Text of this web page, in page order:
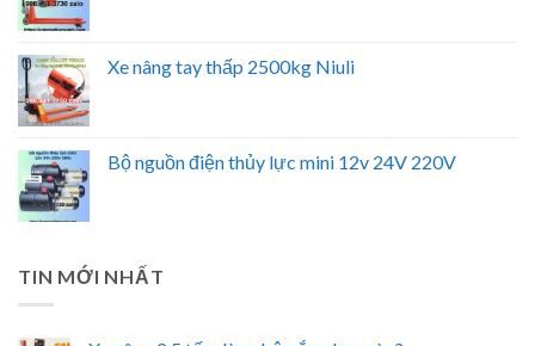
Xe nâng tay thấp 2500kg Niuli
Bộ nguồn điện thủy lực mini 12v 24V 220V
TIN MỚI NHẤT